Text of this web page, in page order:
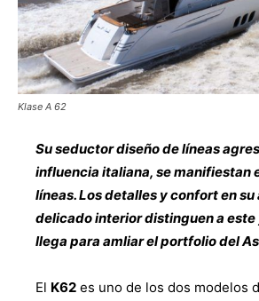
Klase A 62
Su seductor diseño de líneas
influencia italiana, se manifiestan
líneas. Los detalles y confort en su
delicado interior distinguen a este
llega para amliar el portfolio del
El K62 es uno de los dos modelos